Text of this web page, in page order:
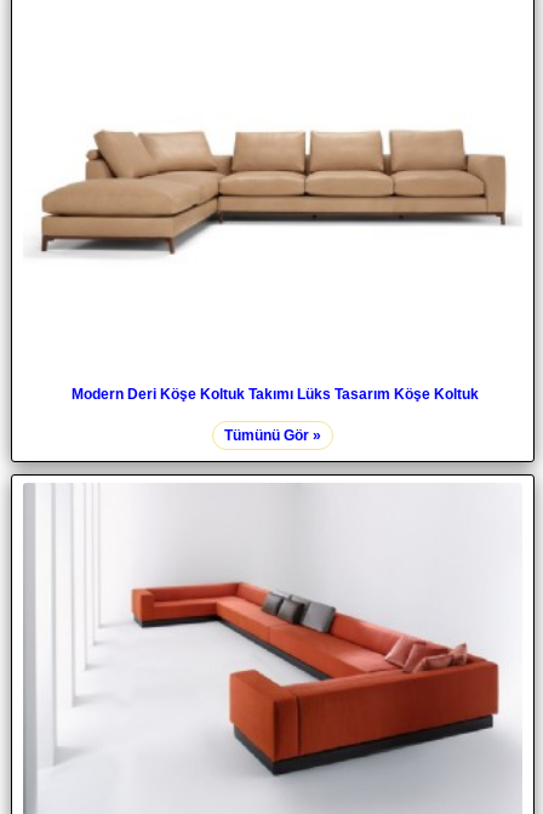
Modern Deri Köşe Koltuk Takımı Lüks Tasarım Köşe Koltuk
Tümünü Gör »